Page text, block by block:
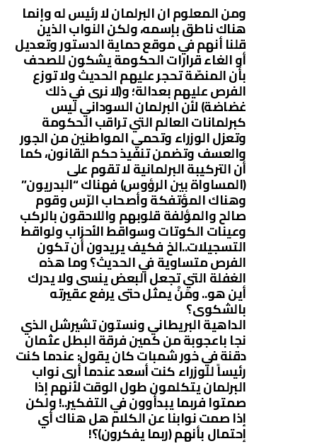
ومن المعلوم ان البرلمان لا رئيس له وإنما
هناك ناطق بإسمه، ولكن النواب الذين
قلنا أنهم في موقع حماية الدستور وتعديل
أو الغاء قرارات الحكومة يشكون للصحف
بأن المنصّة تحجر عليهم الحديث ولا توزع
الفرص عليهم بعدالة؛ و(لا نرى في ذلك
غضاضة) لأن البرلمان السوداني ليس
كبرلمانات العالم التي تراقب الحكومة
وتعزل الوزراء وتحمي المواطنين من الجور
والعسف وتضمن تنفيذ حكم القانون، كما
أن التركيبة البرلمانية لا تقوم على
(المساواة بين الرؤوس) فهناك “البدريون”
وهناك المؤتفكة وأصحاب الرّس وقوم
صالح والمؤلفة قلوبهم واللاحقون بالركب
وعينات الكوتات وسواقط الأحزاب ولواقط
التسجيلات..الخ فكيف يريدون أن تكون
الفرص متساوية في الحديث؟ وما هذه
الغفلة التي تجعل البعض ينسى ولا يدرك
أين هو.. ومَنْ يمثل حتى يرفع عقيرته
بالشكوى؟
الداهية البريطاني ونستون تشيرشل الذي
نجا باعجوبة من كمين فرقة البطل عثمان
دقنة في خور شمبات كان يقول: عندما كنت
رئيساً للوزراء كنت أسعد عندما أرى نواب
البرلمان يتكلمون طول الوقت لأنهم إذا
صمتوا فربما يبدأوون في التفكير..! ولكن
إذا صمت نوابنا عن الكلام هل هناك أي
إحتمال بأنهم (ربما يفكرون)؟!